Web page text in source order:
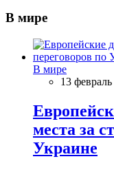
В мире
В мире
13
места за
Украине